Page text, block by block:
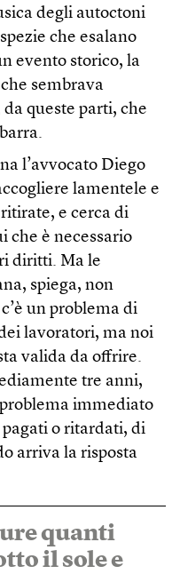
degli autoctoni
che esalano
evento storico, la
sembrava
queste parti, che
l’avvocato Diego
lamentele e
e cerca di
che è necessario
diritti. Ma le
spiega, non
un problema di
lavoratori, ma noi
valida da offrire.
tre anni,
immediato
o ritardati, di
arriva la risposta
quanti
il sole e